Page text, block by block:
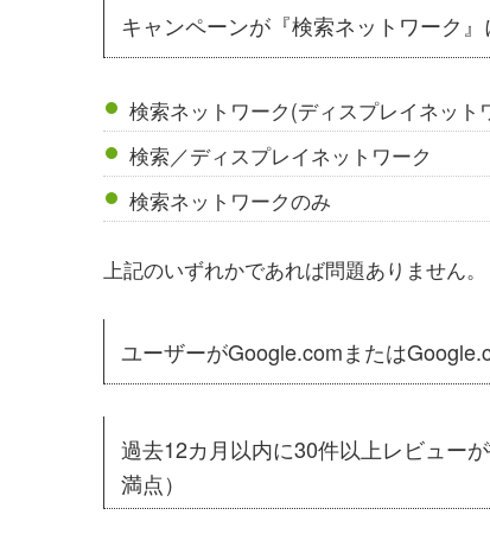
キャンペーンが『検索ネットワーク
検索ネットワーク(ディスプレイネット
検索／ディスプレイネットワーク
検索ネットワークのみ
上記のいずれかであれば問題ありません。
ユーザーがGoogle.comまたは
過去12カ月以内に30件以上レビュー
満点）